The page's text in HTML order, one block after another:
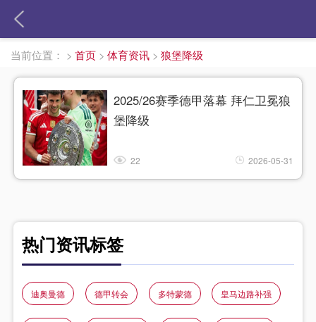
当前位置： > 首页 > 体育资讯 > 狼堡降级
2025/26赛季德甲落幕 拜仁卫冕狼
堡降级
22 2026-05-31
热门资讯标签
迪奥曼德 德甲转会 多特蒙德 皇马边路补强